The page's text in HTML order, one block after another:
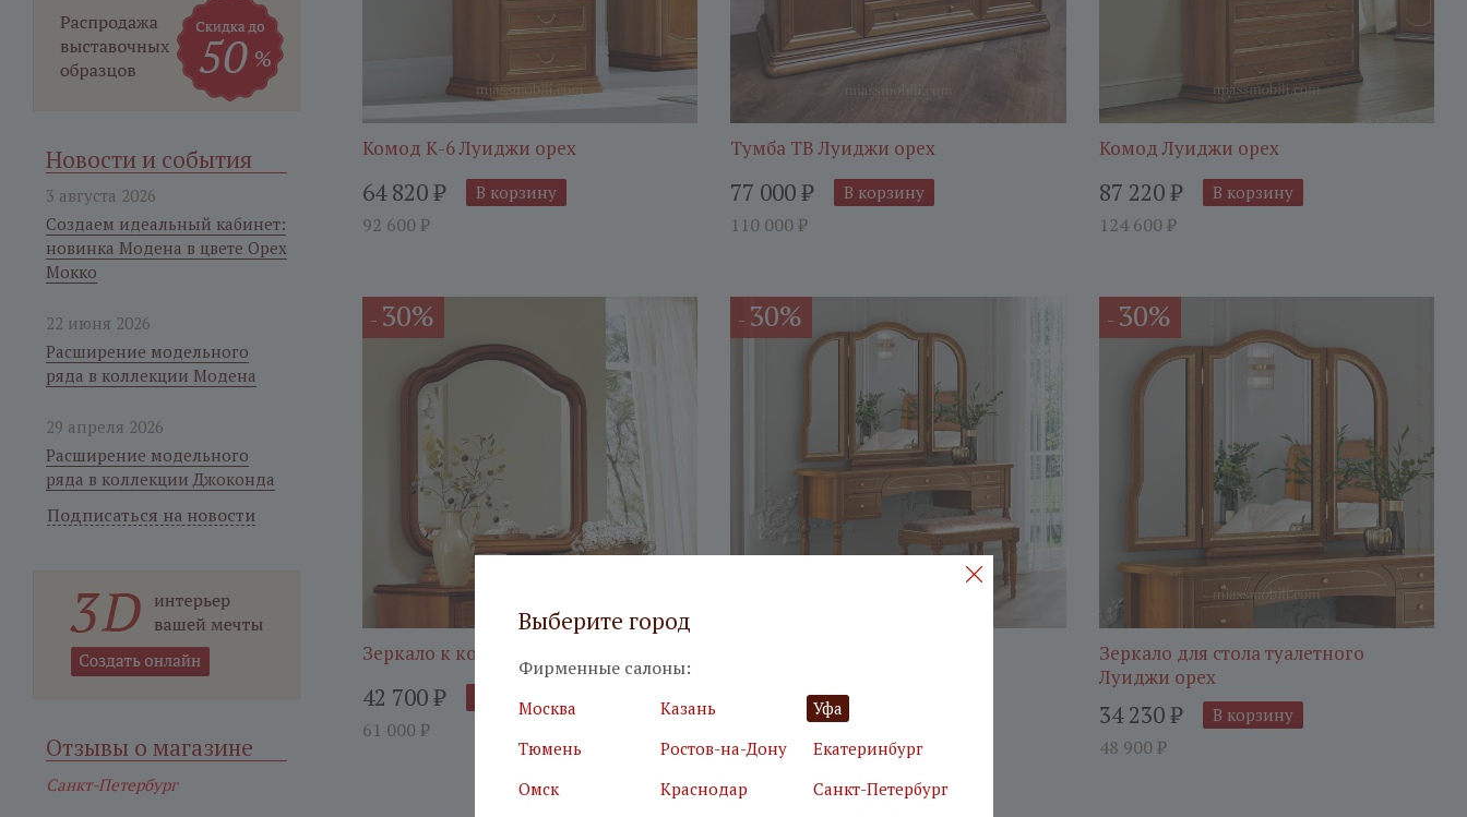
Комод К-6 Луиджи орех
64 820₽
92 600 ₽
В корзину
Тумба ТВ Луиджи орех
77 000₽
110 000 ₽
В корзину
Комод Луиджи орех
87 220₽
124 600 ₽
В корзину
- 30%
Зеркало к комоду Луиджи орех
42 700₽
61 000 ₽
В корзину
- 30%
₽ В корзину
- 30%
Зеркало для стола туалетного
Луиджи орех
34 230₽
48 900 ₽
В корзину
Новости и события
3 августа 2026
Создаем идеальный кабинет:
новинка Модена в цвете Орех
Мокко
22 июня 2026
Расширение модельного
ряда в коллекции Модена
29 апреля 2026
Расширение модельного
ряда в коллекции Джоконда
Подписаться на новости
Отзывы о магазине
Санкт-Петербург
Выберите город
Фирменные салоны:
Москва Казань
Уфа
Тюмень
Ростов-на-Дону
Екатеринбург
Омск
Краснодар
Санкт-Петербург